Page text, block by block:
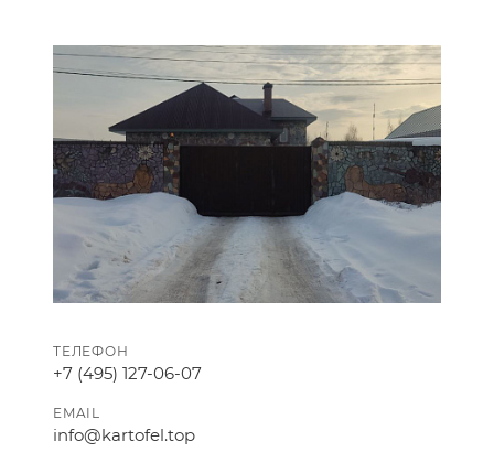
ТЕЛЕФОН
+7 (495) 127-06-07
EMAIL
info@kartofel.top